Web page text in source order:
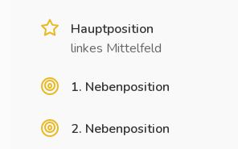
Hauptposition
linkes Mittelfeld
1. Nebenposition
2. Nebenposition